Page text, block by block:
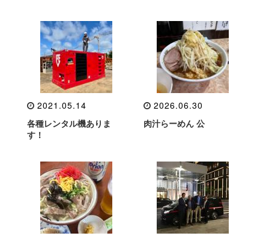
2021.05.14
各種レンタル機ありま
す！
2026.06.30
肉汁らーめん 公